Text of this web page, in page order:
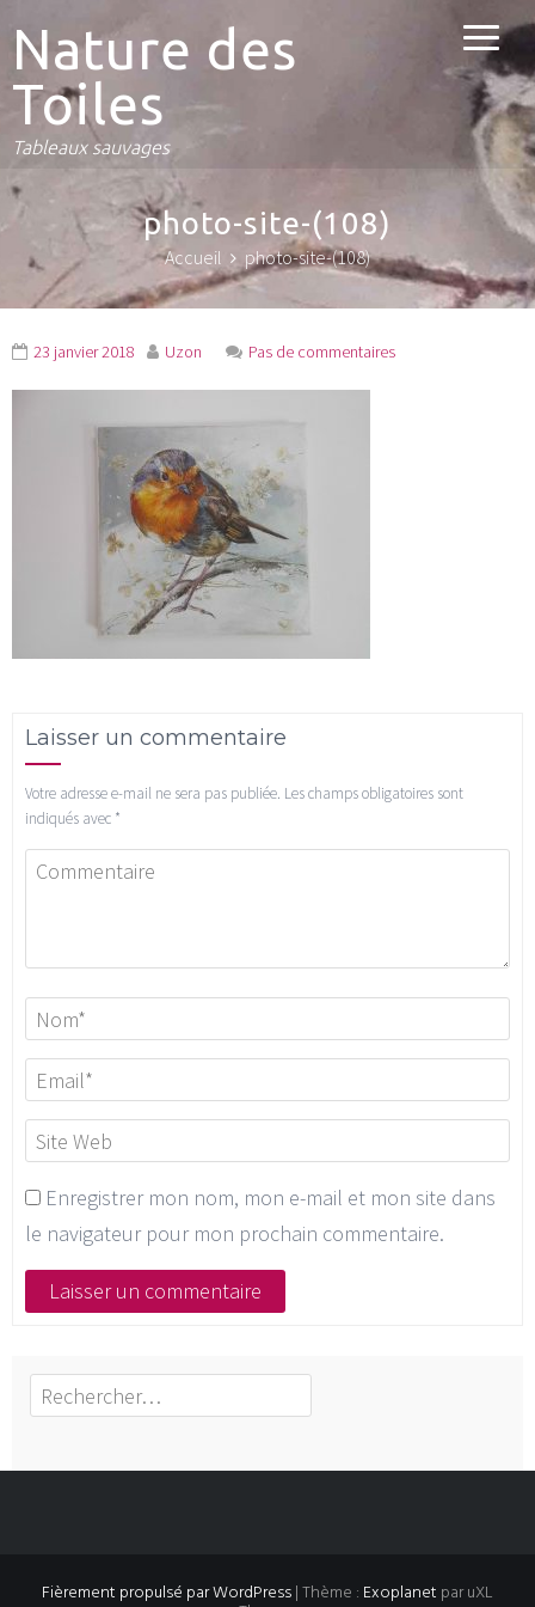
Nature des
Toiles
Tableaux sauvages
photo-site-(108)
Accueil photo-site-(108)
23 janvier 2018 Uzon Pas de commentaires
Laisser un commentaire
Votre adresse e-mail ne sera pas publiée. Les champs obligatoires sont
indiqués avec *
Enregistrer mon nom, mon e-mail et mon site dans
le navigateur pour mon prochain commentaire.
Rechercher :
Fièrement propulsé par WordPress|Thème : Exoplanet par uXL